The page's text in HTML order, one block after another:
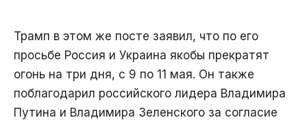
Трамп в этом же посте заявил, что по его
просьбе Россия и Украина якобы прекратят
огонь на три дня, с 9 по 11 мая. Он также
поблагодарил российского лидера Владимира
Путина и Владимира Зеленского за согласие